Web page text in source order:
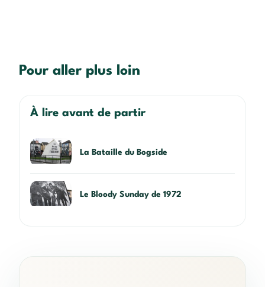
Pour aller plus loin
À lire avant de partir
La Bataille du Bogside
Le Bloody Sunday de 1972